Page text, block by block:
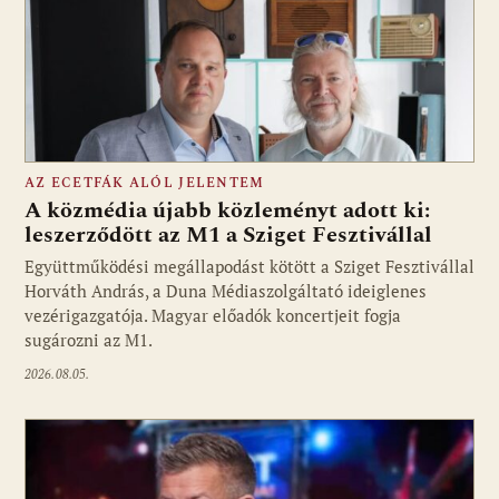
Fotó: media1.hu
AZ ECETFÁK ALÓL JELENTEM
A közmédia újabb közleményt adott ki:
leszerződött az M1 a Sziget Fesztivállal
Együttműködési megállapodást kötött a Sziget Fesztivállal
Horváth András, a Duna Médiaszolgáltató ideiglenes
vezérigazgatója. Magyar előadók koncertjeit fogja
sugározni az M1.
2026.08.05.